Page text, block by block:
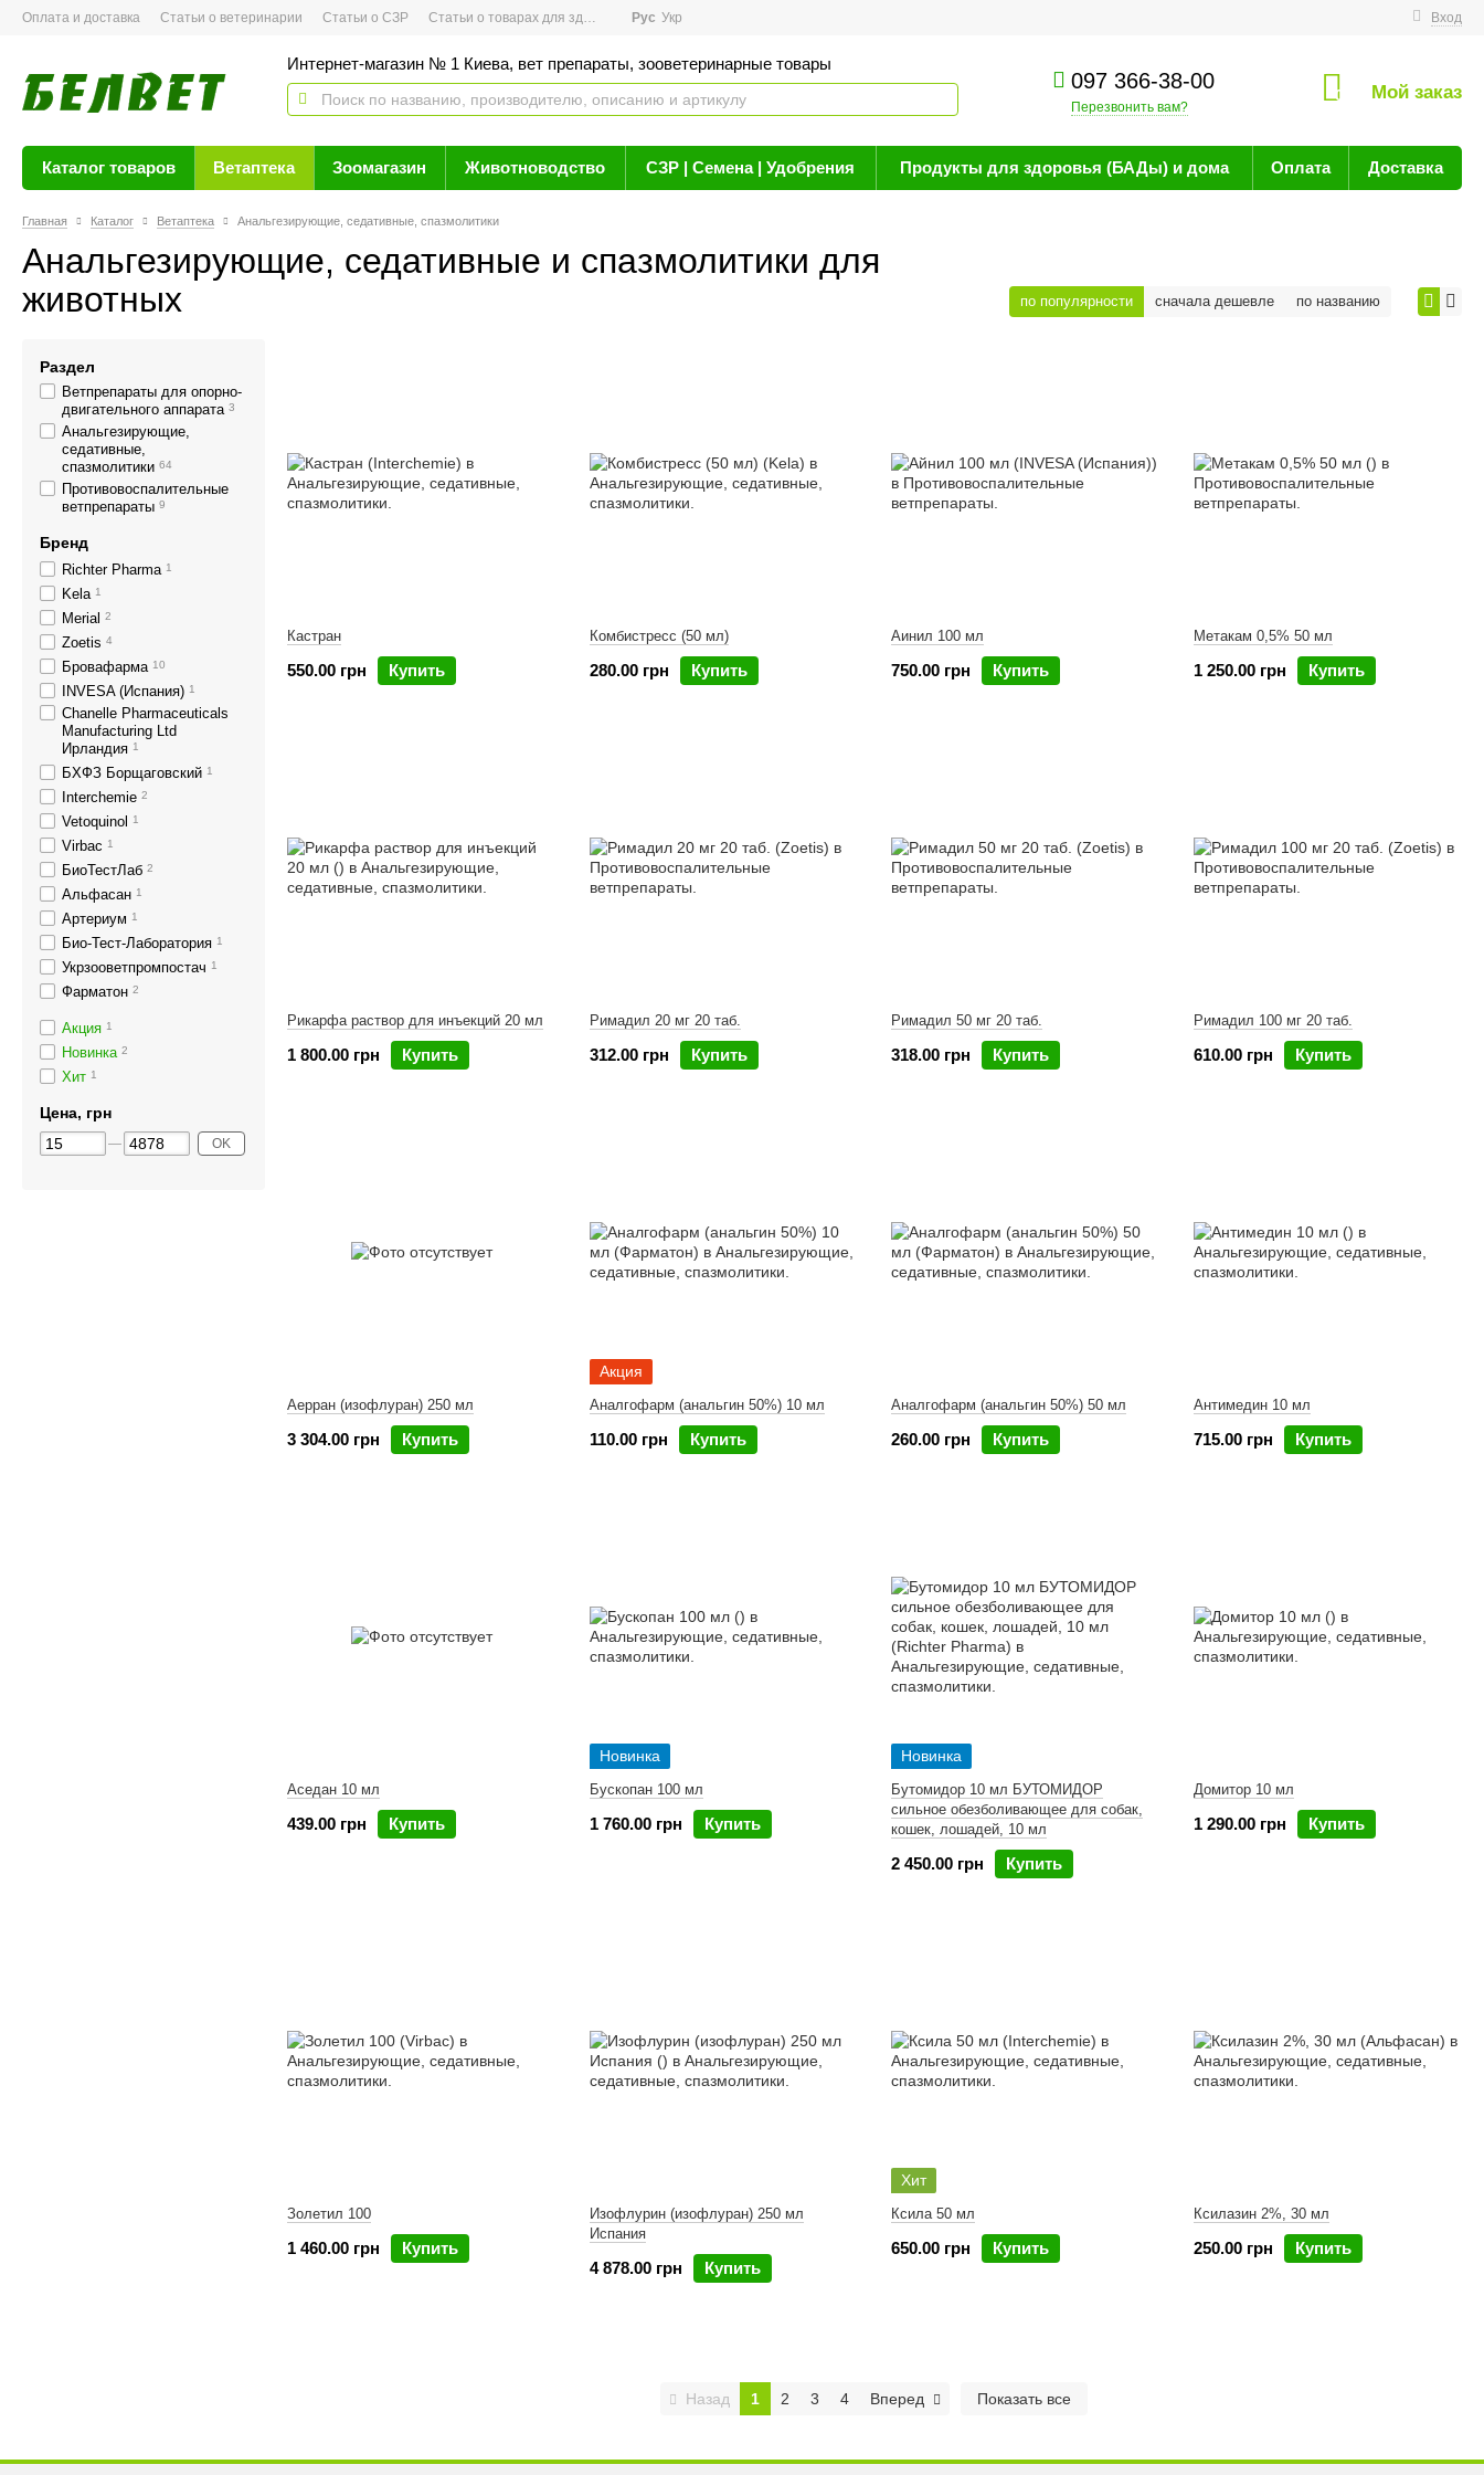
Оплата и доставка Статьи о ветеринарии Статьи о СЗР Статьи о товарах для здоровья Новости Вход
Рус Укр
Интернет-магазин № 1 Киева, вет препараты, зооветеринарные товары
097 366-38-00
Перезвонить вам?
0 Мой заказ
Каталог товаров Ветаптека Зоомагазин Животноводство СЗР | Семена | Удобрения Продукты для здоровья (БАДы) и дома Оплата Доставка
Главная Каталог Ветаптека Анальгезирующие, седативные, спазмолитики
Анальгезирующие, седативные и спазмолитики для
животных
по популярности сначала дешевле по названию
Кастран
550.00 грн Купить
Комбистресс (50 мл)
280.00 грн Купить
Аинил 100 мл
750.00 грн Купить
Метакам 0,5% 50 мл
1 250.00 грн Купить
Рикарфа раствор для инъекций 20 мл
1 800.00 грн Купить
Римадил 20 мг 20 таб.
312.00 грн Купить
Римадил 50 мг 20 таб.
318.00 грн Купить
Римадил 100 мг 20 таб.
610.00 грн Купить
Аерран (изофлуран) 250 мл
3 304.00 грн Купить
Акция
Аналгофарм (анальгин 50%) 10 мл
110.00 грн Купить
Аналгофарм (анальгин 50%) 50 мл
260.00 грн Купить
Антимедин 10 мл
715.00 грн Купить
Аседан 10 мл
439.00 грн Купить
Новинка
Бускопан 100 мл
1 760.00 грн Купить
Новинка
Бутомидор 10 мл БУТОМИДОР
сильное обезболивающее для собак,
кошек, лошадей, 10 мл
2 450.00 грн Купить
Домитор 10 мл
1 290.00 грн Купить
Золетил 100
1 460.00 грн Купить
Изофлурин (изофлуран) 250 мл
Испания
4 878.00 грн Купить
Хит
Ксила 50 мл
650.00 грн Купить
Ксилазин 2%, 30 мл
250.00 грн Купить
Назад 1 2 3 4 Вперед Показать все
Раздел
Ветпрепараты для опорно-
двигательного аппарата 3
Анальгезирующие,
седативные,
спазмолитики 64
Противовоспалительные
ветпрепараты 9
Бренд
Richter Pharma 1
Kela 1
Merial 2
Zoetis 4
Бровафарма 10
INVESA (Испания) 1
Chanelle Pharmaceuticals
Manufacturing Ltd
Ирландия 1
БХФЗ Борщаговский 1
Interchemie 2
Vetoquinol 1
Virbac 1
БиоТестЛаб 2
Альфасан 1
Артериум 1
Био-Тест-Лаборатория 1
Укрзооветпромпостач 1
Фарматон 2
Акция 1
Новинка 2
Хит 1
Цена, грн
OK